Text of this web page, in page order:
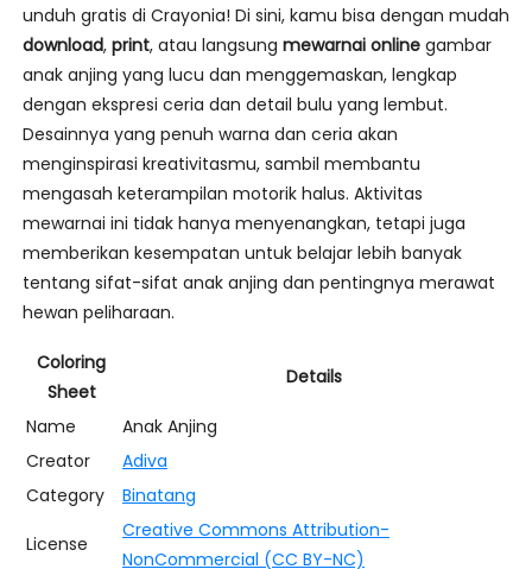
unduh gratis di Crayonia! Di sini, kamu bisa dengan mudah
download, print, atau langsung mewarnai onlinegambar
anak anjing yang lucu dan menggemaskan, lengkap
dengan ekspresi ceria dan detail bulu yang lembut.
Desainnya yang penuh warna dan ceria akan
menginspirasi kreativitasmu, sambil membantu
mengasah keterampilan motorik halus. Aktivitas
mewarnai ini tidak hanya menyenangkan, tetapi juga
memberikan kesempatan untuk belajar lebih banyak
tentang sifat-sifat anak anjing dan pentingnya merawat
hewan peliharaan.
Coloring
Sheet
Details
Name
Anak Anjing
Creator
Adiva
Category
Binatang
License
Creative Commons Attribution-
NonCommercial (CC BY-NC)